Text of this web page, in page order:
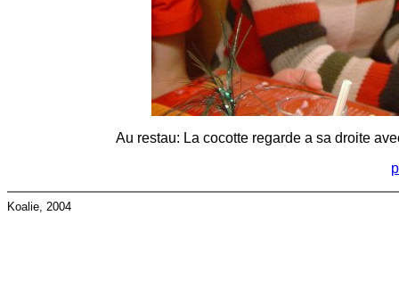
Au restau: La cocotte regarde a sa droite
Koalie, 2004